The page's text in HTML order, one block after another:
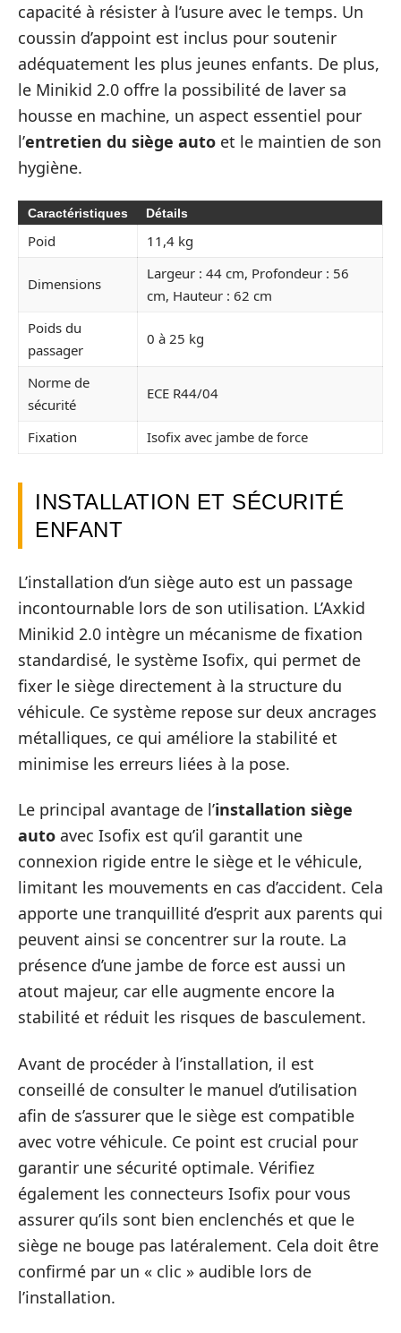
capacité à résister à l’usure avec le temps. Un
coussin d’appoint est inclus pour soutenir
adéquatement les plus jeunes enfants. De plus,
le Minikid 2.0 offre la possibilité de laver sa
housse en machine, un aspect essentiel pour
l’entretien du siège auto et le maintien de son
hygiène.
Caractéristiques Détails
Poid 11,4 kg
Dimensions
Largeur : 44 cm, Profondeur : 56
cm, Hauteur : 62 cm
Poids du
passager
0 à 25 kg
Norme de
sécurité
ECE R44/04
Fixation Isofix avec jambe de force
INSTALLATION ET SÉCURITÉ
ENFANT
L’installation d’un siège auto est un passage
incontournable lors de son utilisation. L’Axkid
Minikid 2.0 intègre un mécanisme de fixation
standardisé, le système Isofix, qui permet de
fixer le siège directement à la structure du
véhicule. Ce système repose sur deux ancrages
métalliques, ce qui améliore la stabilité et
minimise les erreurs liées à la pose.
Le principal avantage de l’installation siège
auto avec Isofix est qu’il garantit une
connexion rigide entre le siège et le véhicule,
limitant les mouvements en cas d’accident. Cela
apporte une tranquillité d’esprit aux parents qui
peuvent ainsi se concentrer sur la route. La
présence d’une jambe de force est aussi un
atout majeur, car elle augmente encore la
stabilité et réduit les risques de basculement.
Avant de procéder à l’installation, il est
conseillé de consulter le manuel d’utilisation
afin de s’assurer que le siège est compatible
avec votre véhicule. Ce point est crucial pour
garantir une sécurité optimale. Vérifiez
également les connecteurs Isofix pour vous
assurer qu’ils sont bien enclenchés et que le
siège ne bouge pas latéralement. Cela doit être
confirmé par un « clic » audible lors de
l’installation.